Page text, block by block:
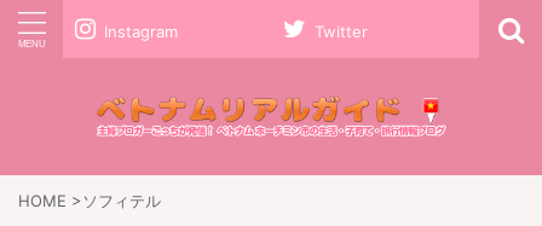
Instagram Twitter
HOME >ソフィテル